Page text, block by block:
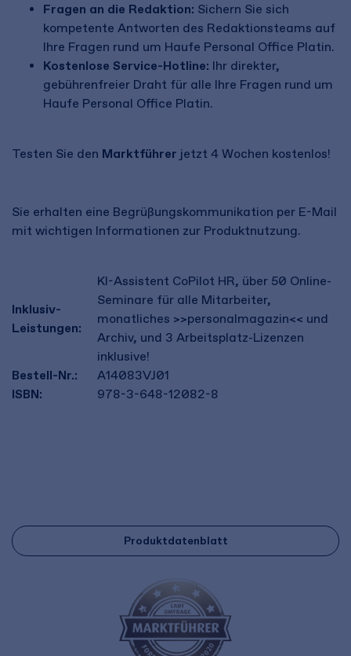
Fragen an die Redaktion: Sichern Sie sich
kompetente Antworten des Redaktionsteams auf
Ihre Fragen rund um Haufe Personal Office Platin.
Kostenlose Service-Hotline: Ihr direkter,
gebührenfreier Draht für alle Ihre Fragen rund um
Haufe Personal Office Platin.
Testen Sie den Marktführer jetzt 4 Wochen kostenlos!
Sie erhalten eine Begrüßungskommunikation per E-Mail
mit wichtigen Informationen zur Produktnutzung.
Inklusiv-
Leistungen:
KI-Assistent CoPilot HR, über 50 Online-
Seminare für alle Mitarbeiter,
monatliches >>personalmagazin<< und
Archiv, und 3 Arbeitsplatz-Lizenzen
inklusive!
Bestell-Nr.:
A14083VJ01
ISBN:
978-3-648-12082-8
Produktdatenblatt